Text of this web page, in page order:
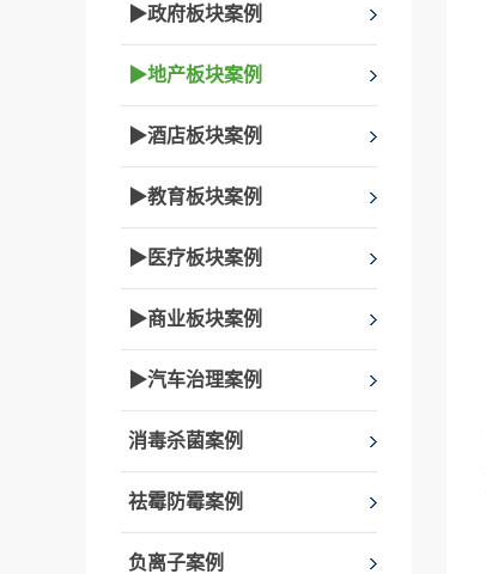
▶政府板块案例
▶地产板块案例
▶酒店板块案例
▶教育板块案例
▶医疗板块案例
▶商业板块案例
▶汽车治理案例
消毒杀菌案例
祛霉防霉案例
负离子案例